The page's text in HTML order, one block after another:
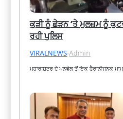
ਕੁੜੀ ਨੂੰ ਛੇੜਨ ‘ਤੇ ਮੁਲਜ਼ਮ ਨੂੰ
ਰਹੀ ਪੁਲਿਸ
VIRALNEWS·Admin
ਮਹਾਰਾਸ਼ਟਰ ਦੇ ਪਨਵੇਲ ਤੋਂ ਇਕ ਹੈਰਾਨੀਜਨਕ